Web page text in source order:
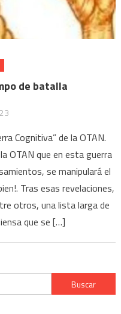
de batalla
Cognitiva” de la OTAN.
OTAN que en esta guerra
se manipulará el
Tras esas revelaciones,
otros, una lista larga de
que se […]
Buscar: